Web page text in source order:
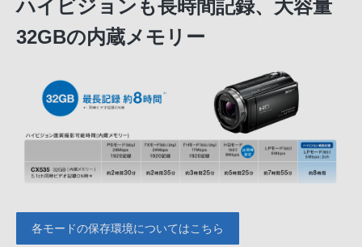
ハイビジョンも長時間記録、大容量
32GBの内蔵メモリー
各モードの保存環境についてはこちら